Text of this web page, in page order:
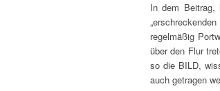
In dem Beitrag,
regelmäßig
über den Flur
so die BILD,
auch getragen